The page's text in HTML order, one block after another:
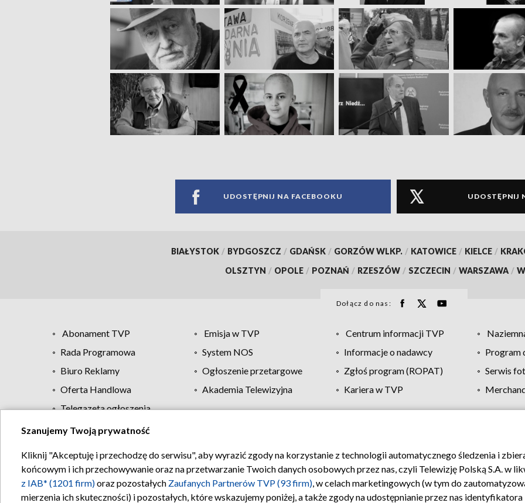
UDOSTĘPNIJ NA FACEBOOKU UDOSTĘPNIJ
BIAŁYSTOK / BYDGOSZCZ / GDAŃSK / GORZÓW WLKP. / KATOWICE / KIELCE /
OLSZTYN / OPOLE / POZNAŃ / RZESZÓW / SZCZECIN / WARSZAWA /
Dołącz do nas:
Abonament TVP Emisja w TVP Centrum informacji TVP
Rada Programowa
System NOS Informacje o nadawcy
Program
Biuro Reklamy
Ogłoszenie przetargowe Zgłoś program (ROPAT)
Serwis
Oferta Handlowa
Akademia Telewizyjna Kariera w TVP
Telegazeta ogłoszenia
Regulamin TVP Polityka prywatności Moje zgody Pomoc Biuro
Szanujemy Twoją prywatność
Kliknij "Akceptuję i przechodzę do serwisu", aby wyrazić zgody na korzystanie z technologii automatycznego śledzenia i
końcowym i ich przechowywanie oraz na przetwarzanie Twoich danych osobowych przez nas, czyli Telewizję Polską S.A. w
z IAB* (1201 firm)oraz pozostałych Zaufanych Partnerów TVP (93 firm), w celach marketingowych (w tym do
mierzenia ich skuteczności) i pozostałych, które wskazujemy poniżej, a także zgody na udostępnianie przez nas